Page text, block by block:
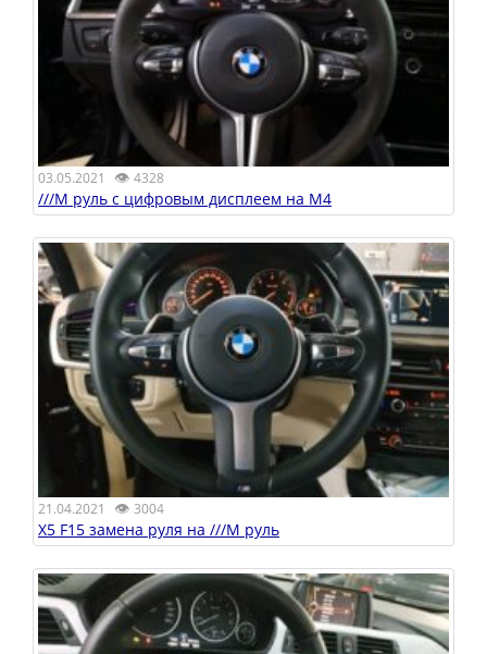
03.05.2021 👁 4328
///M руль с цифровым дисплеем на M4
21.04.2021 👁 3004
X5 F15 замена руля на ///M руль